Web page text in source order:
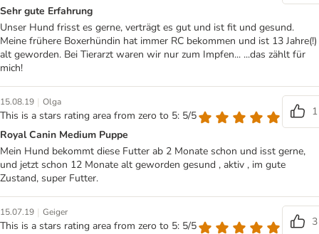
Sehr gute Erfahrung
Unser Hund frisst es gerne, verträgt es gut und ist fit und gesund.
Meine frühere Boxerhündin hat immer RC bekommen und ist 13 Jahre(!)
alt geworden. Bei Tierarzt waren wir nur zum Impfen... ...das zählt für
mich!
15.08.19 | Olga
This is a stars rating area from zero to 5: 5/5
1
Royal Canin Medium Puppe
Mein Hund bekommt diese Futter ab 2 Monate schon und isst gerne,
und jetzt schon 12 Monate alt geworden gesund , aktiv , im gute
Zustand, super Futter.
15.07.19 | Geiger
This is a stars rating area from zero to 5: 5/5
3